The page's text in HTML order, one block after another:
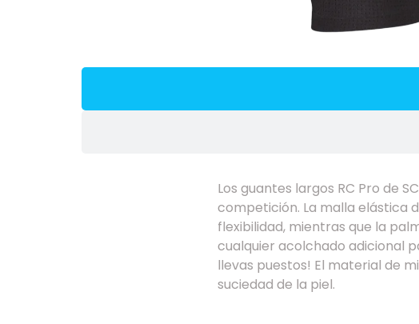
Los guantes largos RC Pro de
competición. La malla elástica
flexibilidad, mientras que la
cualquier acolchado adicional
llevas puestos! El material de
suciedad de la piel.